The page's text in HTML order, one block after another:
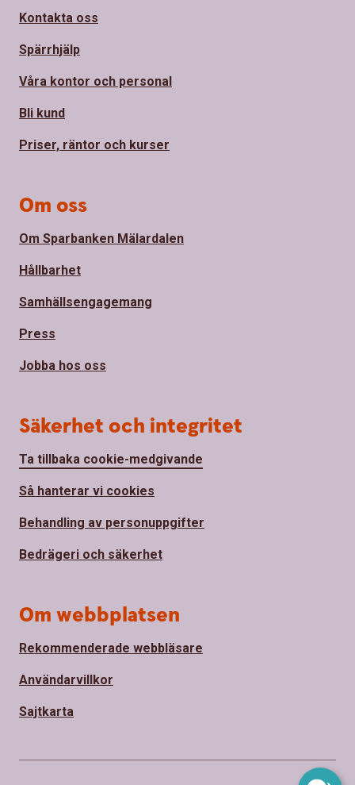
Kontakta oss
Spärrhjälp
Våra kontor och personal
Bli kund
Priser, räntor och kurser
Om oss
Om Sparbanken Mälardalen
Hållbarhet
Samhällsengagemang
Press
Jobba hos oss
Säkerhet och integritet
Ta tillbaka cookie-medgivande
Så hanterar vi cookies
Behandling av personuppgifter
Bedrägeri och säkerhet
Om webbplatsen
Rekommenderade webbläsare
Användarvillkor
Sajtkarta